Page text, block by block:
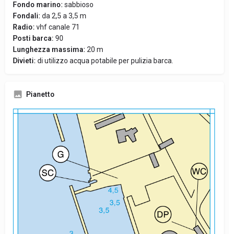
Fondo marino: sabbioso
Fondali: da 2,5 a 3,5 m
Radio: vhf canale 71
Posti barca: 90
Lunghezza massima: 20 m
Divieti: di utilizzo acqua potabile per pulizia barca.
Pianetto